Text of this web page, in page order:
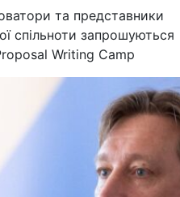
та представники
спільноти запрошуються
Writing Camp